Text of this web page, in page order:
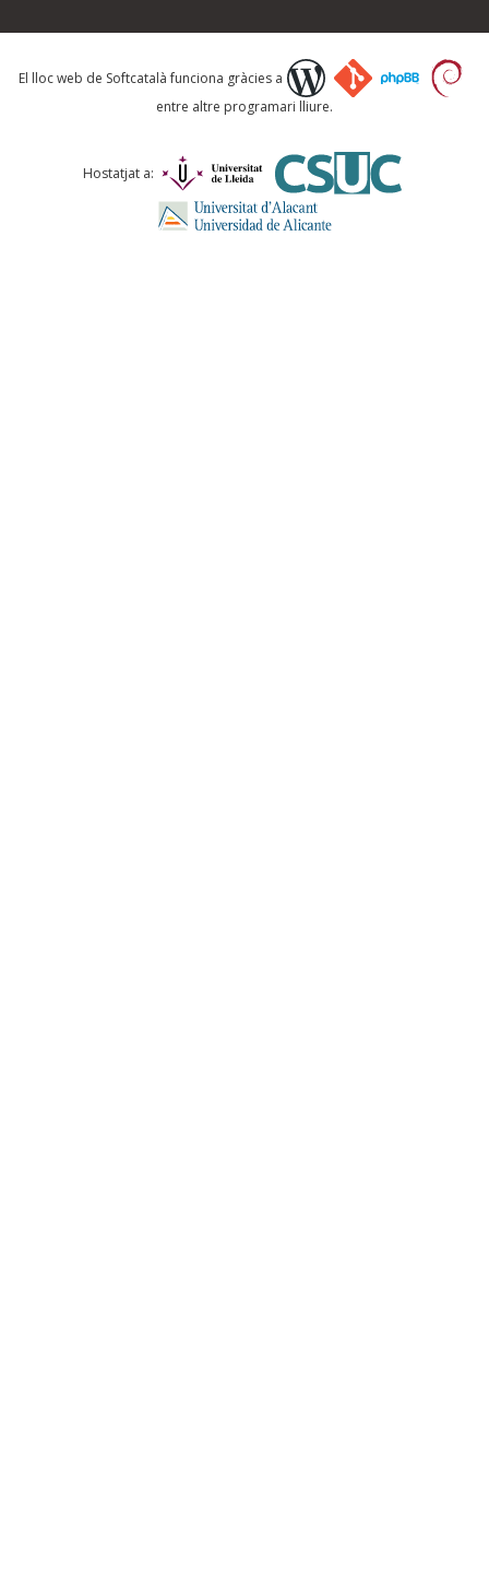
Què proposeu?
Comentari *
El lloc web de Softcatalà funciona gràcies a
entre altre programari lliure.
Hostatjat a: